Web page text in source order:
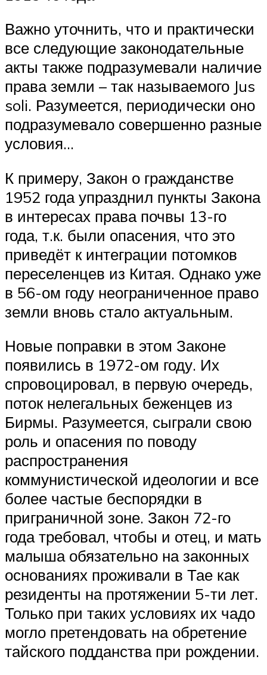
Важно уточнить, что и практически
все следующие законодательные
акты также подразумевали наличие
права земли – так называемого Jus
soli. Разумеется, периодически оно
подразумевало совершенно разные
условия…
К примеру, Закон о гражданстве
1952 года упразднил пункты Закона
в интересах права почвы 13-го
года, т.к. были опасения, что это
приведёт к интеграции потомков
переселенцев из Китая. Однако уже
в 56-ом году неограниченное право
земли вновь стало актуальным.
Новые поправки в этом Законе
появились в 1972-ом году. Их
спровоцировал, в первую очередь,
поток нелегальных беженцев из
Бирмы. Разумеется, сыграли свою
роль и опасения по поводу
распространения
коммунистической идеологии и все
более частые беспорядки в
приграничной зоне. Закон 72-го
года требовал, чтобы и отец, и мать
малыша обязательно на законных
основаниях проживали в Тае как
резиденты на протяжении 5-ти лет.
Только при таких условиях их чадо
могло претендовать на обретение
тайского подданства при рождении.